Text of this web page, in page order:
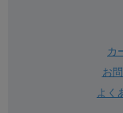
カ
お
よく